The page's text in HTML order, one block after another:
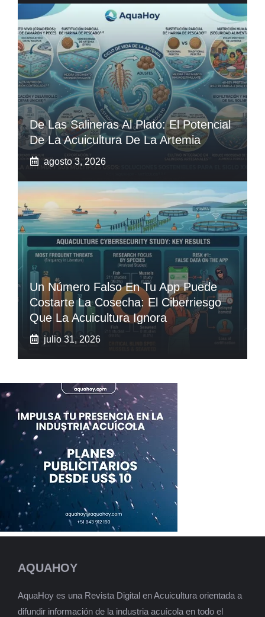
De Las Salineras Al Plato: El Potencial
De La Acuicultura De La Artemia
agosto 3, 2026
Un Número Falso En Tu App Puede
Costarte La Cosecha: El Ciberriesgo
Que La Acuicultura Ignora
julio 31, 2026
AQUAHOY
AquaHoy es una Revista Digital en Acuicultura orientada a
difundir información de la industria acuícola en todo el